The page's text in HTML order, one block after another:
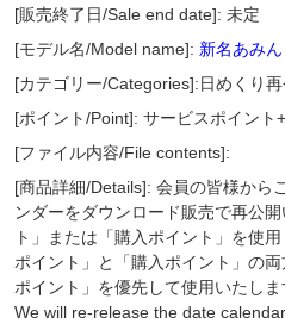
[販売終了日/Sale end date]: 未定
[モデル名/Model name]: 新名あみん
[カテゴリー/Categories]:日めくり再
[ポイント/Point]: サービスポイント
[ファイル内容/File contents]:
[商品詳細/Details]: 会員の皆様から
ンダーをダウンロード販売で再公
ト」または「購入ポイント」を使
ポイント」と「購入ポイント」の
ポイント」を優先して使用いたしま
We will re-release the date